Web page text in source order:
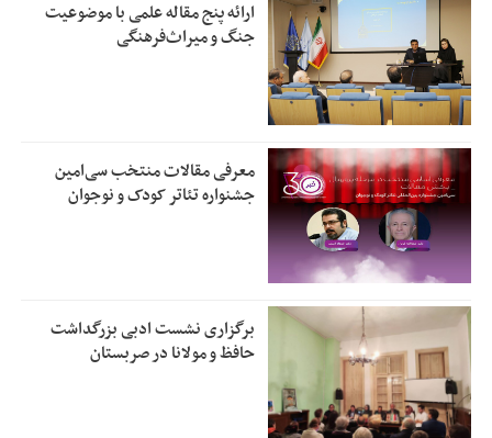
ارائه پنج مقاله علمی با موضوعیت
جنگ و میراث‌فرهنگی
معرفی مقالات منتخب سی‌امین
جشنواره تئاتر کودک و نوجوان
برگزاری نشست ادبی بزرگداشت
حافظ و مولانا در صربستان